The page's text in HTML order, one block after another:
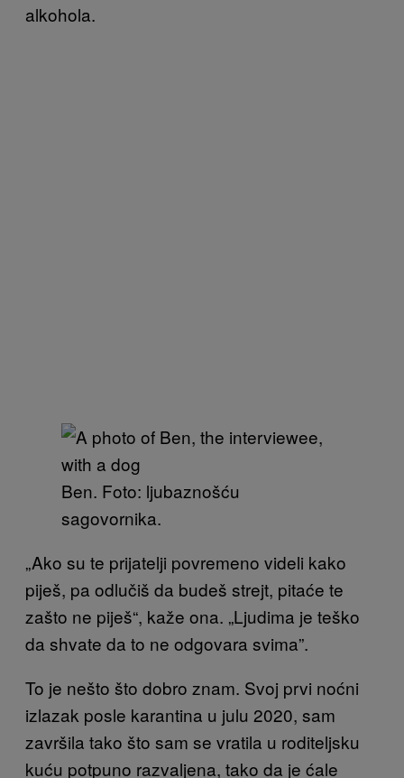
alkohola.
Ben. Foto: ljubaznošću
sagovornika.
„Ako su te prijatelji povremeno videli kako
piješ, pa odlučiš da budeš strejt, pitaće te
zašto ne piješ“, kaže ona. „Ljudima je teško
da shvate da to ne odgovara svima”.
To je nešto što dobro znam. Svoj prvi noćni
izlazak posle karantina u julu 2020, sam
završila tako što sam se vratila u roditeljsku
kuću potpuno razvaljena, tako da je ćale